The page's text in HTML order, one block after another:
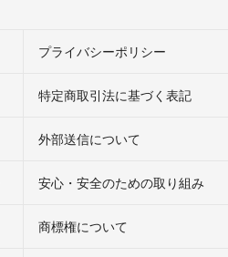
プライバシーポリシー
特定商取引法に基づく表記
外部送信について
安心・安全のための取り組み
商標権について